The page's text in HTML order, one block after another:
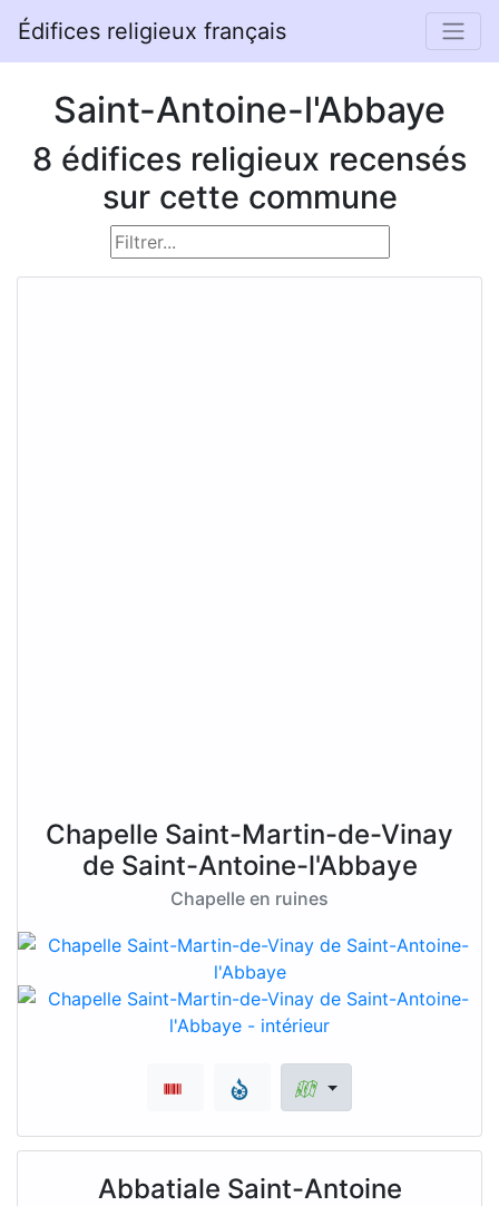
Édifices religieux français
Saint-Antoine-l'Abbaye
8 édifices religieux recensés
sur cette commune
Chapelle Saint-Martin-de-Vinay
de Saint-Antoine-l'Abbaye
Chapelle en ruines
Abbatiale Saint-Antoine